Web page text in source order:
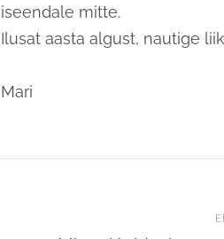
iseendale mitte.
Ilusat aasta algust, nautige
Mari